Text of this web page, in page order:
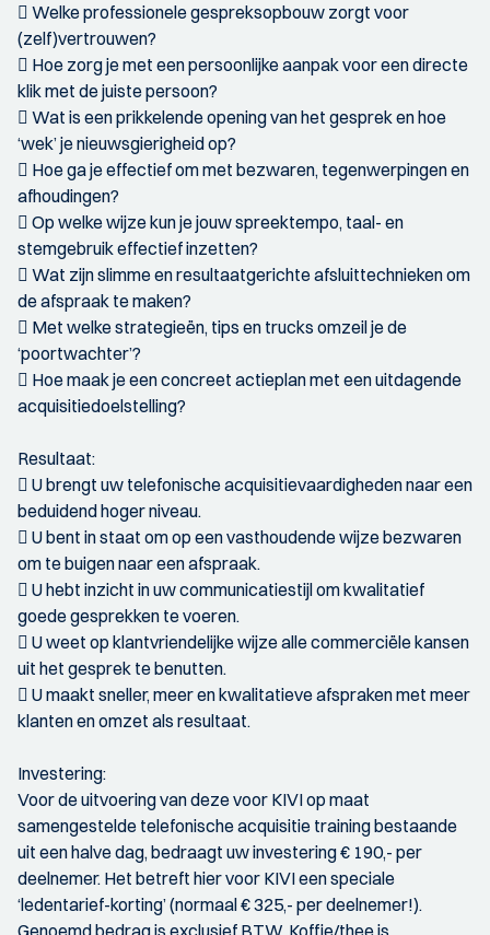
 Welke professionele gespreksopbouw zorgt voor
(zelf)vertrouwen?
 Hoe zorg je met een persoonlijke aanpak voor een directe
klik met de juiste persoon?
 Wat is een prikkelende opening van het gesprek en hoe
‘wek’ je nieuwsgierigheid op?
 Hoe ga je effectief om met bezwaren, tegenwerpingen en
afhoudingen?
 Op welke wijze kun je jouw spreektempo, taal- en
stemgebruik effectief inzetten?
 Wat zijn slimme en resultaatgerichte afsluittechnieken om
de afspraak te maken?
 Met welke strategieën, tips en trucks omzeil je de
‘poortwachter’?
 Hoe maak je een concreet actieplan met een uitdagende
acquisitiedoelstelling?
Resultaat:
 U brengt uw telefonische acquisitievaardigheden naar een
beduidend hoger niveau.
 U bent in staat om op een vasthoudende wijze bezwaren
om te buigen naar een afspraak.
 U hebt inzicht in uw communicatiestijl om kwalitatief
goede gesprekken te voeren.
 U weet op klantvriendelijke wijze alle commerciële kansen
uit het gesprek te benutten.
 U maakt sneller, meer en kwalitatieve afspraken met meer
klanten en omzet als resultaat.
Investering:
Voor de uitvoering van deze voor KIVI op maat
samengestelde telefonische acquisitie training bestaande
uit een halve dag, bedraagt uw investering € 190,- per
deelnemer. Het betreft hier voor KIVI een speciale
‘ledentarief-korting’ (normaal € 325,- per deelnemer!).
Genoemd bedrag is exclusief BTW. Koffie/thee is